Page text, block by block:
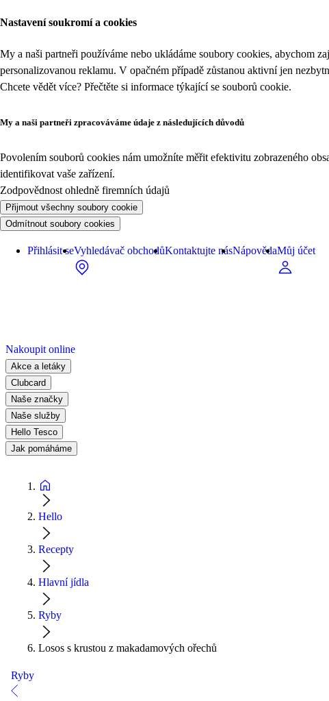
Nastavení soukromí a cookies
My a naši partneři používáme nebo ukládáme soubory cookies, abychom
personalizovanou reklamu. V opačném případě zůstanou aktivní jen
Chcete vědět více? Přečtěte si informace týkající se souborů cookie.
My a naši partneři zpracováváme údaje z následujících důvodů
Povolením souborů cookies nám umožníte měřit efektivitu zobrazeného
identifikovat vaše zařízení.
Zodpovědnost ohledně firemních údajů
Přijmout všechny soubory cookie
Odmítnout soubory cookies
Přihlásit seVyhledávač obchodůKontaktujte násNápovědaMůj účet
Nakoupit online
Akce a letáky
Clubcard
Naše značky
Naše služby
Hello Tesco
Jak pomáháme
Hello
Recepty
Hlavní jídla
Ryby
Losos s krustou z makadamových ořechů
Ryby